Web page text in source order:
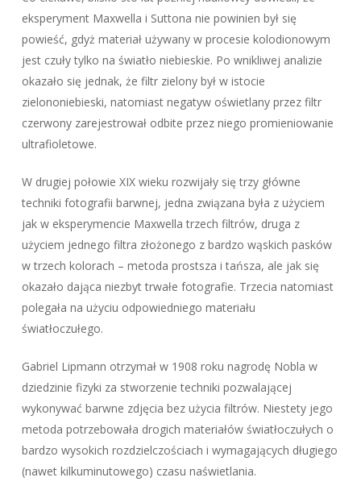
eksperyment Maxwella i Suttona nie powinien był się
powieść, gdyż materiał używany w procesie kolodionowym
jest czuły tylko na światło niebieskie. Po wnikliwej analizie
okazało się jednak, że filtr zielony był w istocie
zielononiebieski, natomiast negatyw oświetlany przez filtr
czerwony zarejestrował odbite przez niego promieniowanie
ultrafioletowe.
W drugiej połowie XIX wieku rozwijały się trzy główne
techniki fotografii barwnej, jedna związana była z użyciem
jak w eksperymencie Maxwella trzech filtrów, druga z
użyciem jednego filtra złożonego z bardzo wąskich pasków
w trzech kolorach – metoda prostsza i tańsza, ale jak się
okazało dająca niezbyt trwałe fotografie. Trzecia natomiast
polegała na użyciu odpowiedniego materiału
światłoczułego.
Gabriel Lipmann otrzymał w 1908 roku nagrodę Nobla w
dziedzinie fizyki za stworzenie techniki pozwalającej
wykonywać barwne zdjęcia bez użycia filtrów. Niestety jego
metoda potrzebowała drogich materiałów światłoczułych o
bardzo wysokich rozdzielczościach i wymagających długiego
(nawet kilkuminutowego) czasu naświetlania.